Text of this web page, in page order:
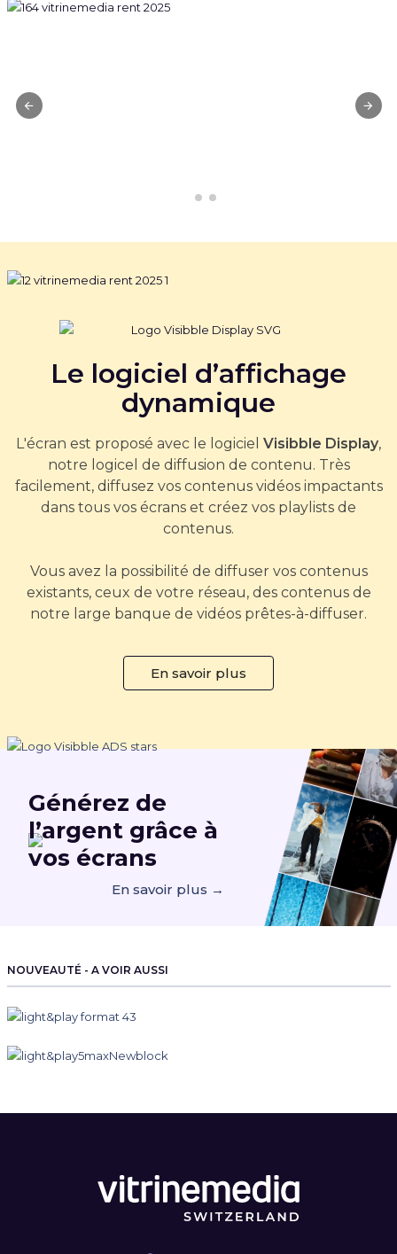
Le logiciel d’affichage
dynamique
L'écran est proposé avec le logiciel Visibble Display,
notre logicel de diffusion de contenu. Très
facilement, diffusez vos contenus vidéos impactants
dans tous vos écrans et créez vos playlists de
contenus.
Vous avez la possibilité de diffuser vos contenus
existants, ceux de votre réseau, des contenus de
notre large banque de vidéos prêtes-à-diffuser.
En savoir plus
Générez de
l’argent grâce à
vos écrans
En savoir plus →
NOUVEAUTÉ - A VOIR AUSSI